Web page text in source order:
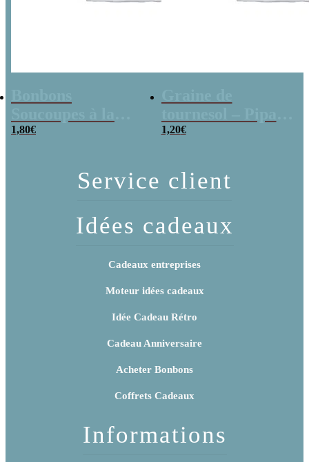
poudre (x20)
1,80€
x 3
1,20€
Service client
Idées cadeaux
Cadeaux entreprises
Moteur idées cadeaux
Idée Cadeau Rétro
Cadeau Anniversaire
Acheter Bonbons
Coffrets Cadeaux
Informations